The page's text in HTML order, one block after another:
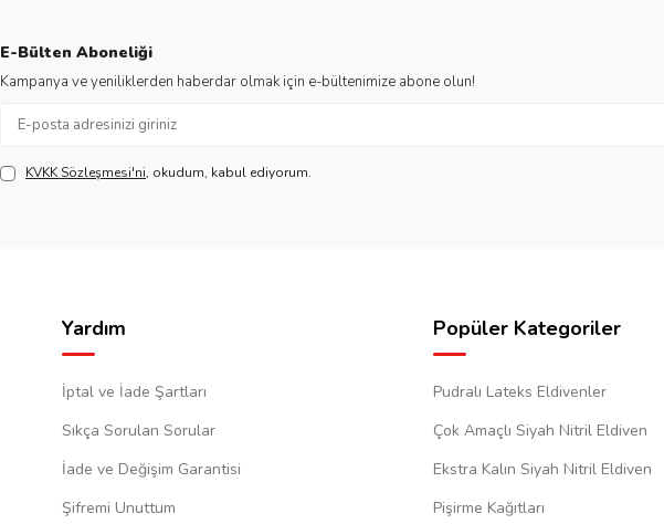
E-Bülten Aboneliği
Kampanya ve yeniliklerden haberdar olmak için e-bültenimize abone olun!
KVKK Sözleşmesi'ni, okudum, kabul ediyorum.
Yardım
İptal ve İade Şartları
Sıkça Sorulan Sorular
İade ve Değişim Garantisi
Şifremi Unuttum
Popüler Kategoriler
Pudralı Lateks Eldivenler
Çok Amaçlı Siyah Nitril Eldiven
Ekstra Kalın Siyah Nitril Eldiven
Pişirme Kağıtları